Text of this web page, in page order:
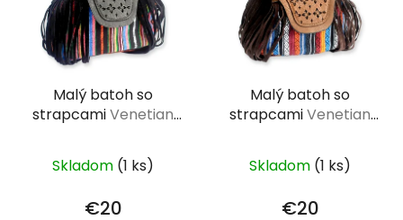
Malý batoh so
strapcamiVenetian
Skladom (1 ks)
€20
Malý batoh so
strapcamiVenetian
Skladom (1 ks)
€20